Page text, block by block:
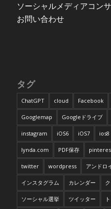
ソーシャルメディアコン
お問い合わせ
タグ
ChatGPT cloud Facebook
Googlemap Googleドライブ
instagram iOS6 iOS7 ios8
lynda.com PDF保存
twitter wordpress アンドロ
インスタグラム カレンダー
ソーシャル選挙 ツイッター